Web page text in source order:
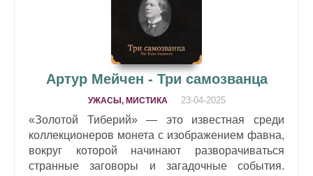
Артур Мейчен - Три самозванца
УЖАСЫ, МИСТИКА 23-04-2025
«Золотой Тиберий» — это известная среди
коллекционеров монета с изображением фавна,
вокруг которой начинают разворачиваться
странные заговоры и загадочные события.